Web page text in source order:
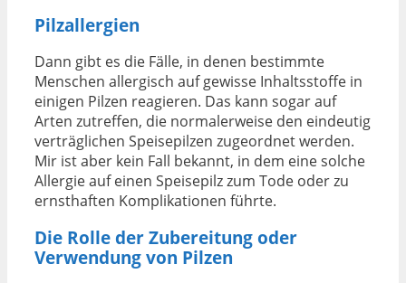
Pilzallergien
Dann gibt es die Fälle, in denen bestimmte
Menschen allergisch auf gewisse Inhaltsstoffe in
einigen Pilzen reagieren. Das kann sogar auf
Arten zutreffen, die normalerweise den eindeutig
verträglichen Speisepilzen zugeordnet werden.
Mir ist aber kein Fall bekannt, in dem eine solche
Allergie auf einen Speisepilz zum Tode oder zu
ernsthaften Komplikationen führte.
Die Rolle der Zubereitung oder
Verwendung von Pilzen